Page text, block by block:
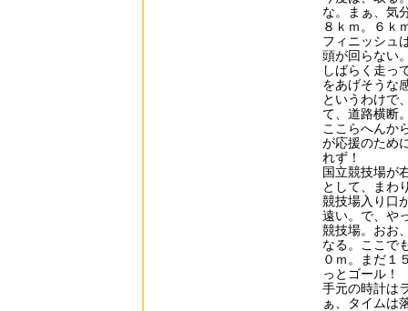
な。まぁ、気
８ｋｍ。６ｋ
フィニッシュ
頭が回らない
しばらく走っ
をあげそうな
というわけで
て、道路横断
ここらへんか
が応援のため
れず！
国立競技場が
として、まわ
競技場入り口
遠い。で、や
競技場。おお
なる。ここで
０ｍ。まだ１
っとゴール！
手元の時計は
ぁ、タイムは